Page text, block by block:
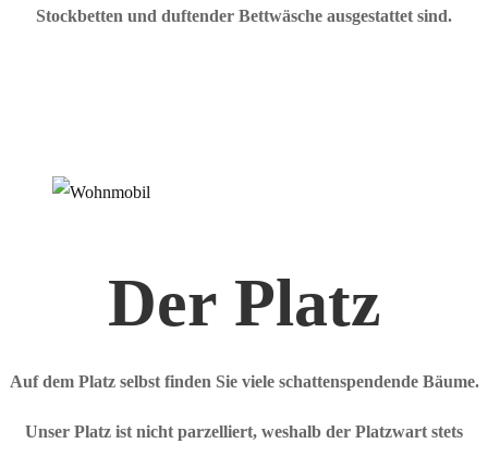
Stockbetten und duftender Bettwäsche ausgestattet sind.
Der Platz
Auf dem Platz selbst finden Sie viele schattenspendende Bäume.
Unser Platz ist nicht parzelliert, weshalb der Platzwart stets